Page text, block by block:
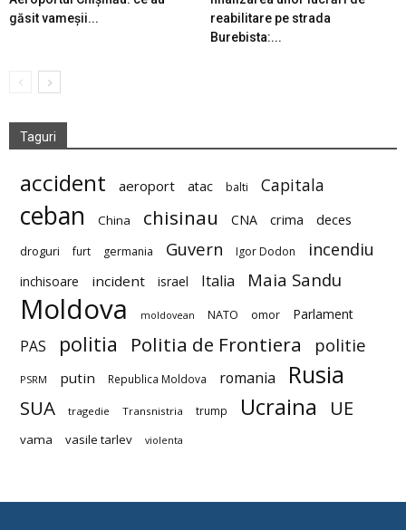
găsit vameșii...
reabilitare pe strada
Burebista:...
Taguri
accident aeroport atac balti Capitala
ceban China chisinau CNA crima deces
droguri furt germania Guvern Igor Dodon incendiu
inchisoare incident israel Italia Maia Sandu
Moldova moldovean NATO omor Parlament
PAS politia Politia de Frontiera politie
PSRM putin Republica Moldova romania Rusia
SUA tragedie Transnistria trump Ucraina UE
vama vasile tarlev violenta